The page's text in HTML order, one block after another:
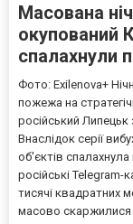
Масована
окупований
спалахнули
Фото: Exilenova+
пожежа на
російський Липецьк
Внаслідок серії
об'єктів
російські Telegram-
тисячі квадратних
масово скаржилися